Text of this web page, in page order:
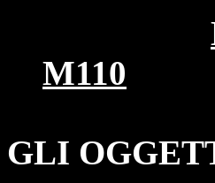
M110
GLI